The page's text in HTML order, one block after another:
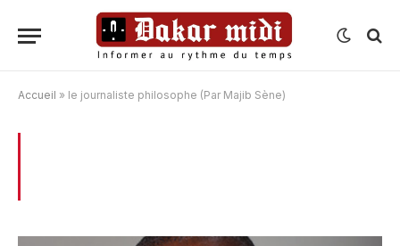
Accueil » le journaliste philosophe (Par Majib Sène)